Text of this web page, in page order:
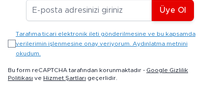
E-posta Adresiniz
Üye Ol
Tarafıma ticari elektronik ileti gönderilmesine ve bu kapsamda
verilerimin işlenmesine onay veriyorum. Aydınlatma metnini
okudum.
Bu form reCAPTCHA tarafından korunmaktadır - Google Gizlilik
Politikası ve Hizmet Şartları geçerlidir.